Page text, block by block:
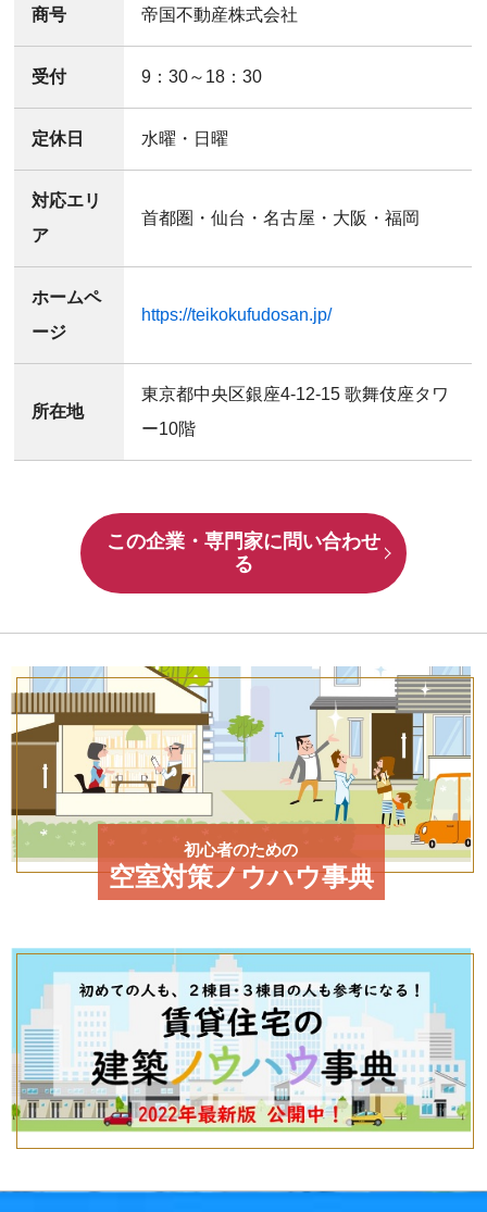
商号 帝国不動産株式会社
受付 9：30～18：30
定休日 水曜・日曜
対応エリ
ア
首都圏・仙台・名古屋・大阪・福岡
ホームペ
ージ
https://teikokufudosan.jp/
所在地
東京都中央区銀座4-12-15 歌舞伎座タワ
ー10階
この企業・専門家に問い合わせ
る
初心者のための
空室対策ノウハウ事典